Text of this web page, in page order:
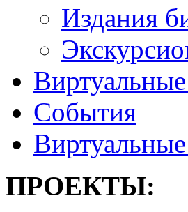
Издания
События
ПРОЕКТЫ: